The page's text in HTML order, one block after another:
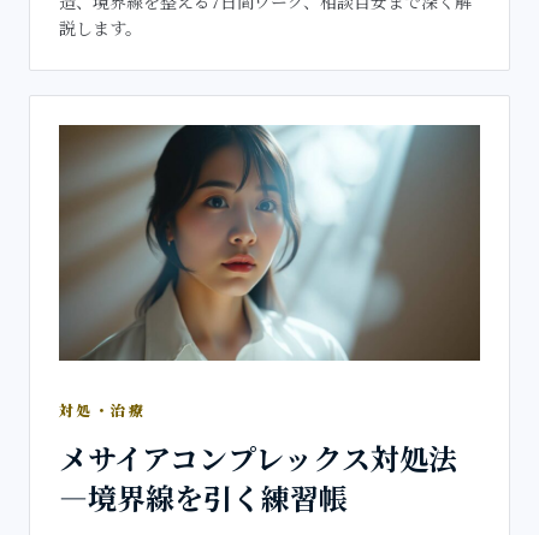
説します。
対処・治療
メサイアコンプレックス対処法
―境界線を引く練習帳